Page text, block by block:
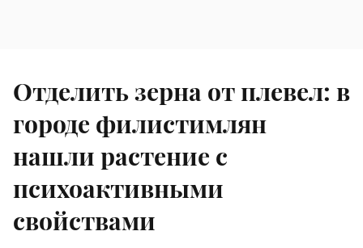
Отделить зерна от плевел: в
городе филистимлян
нашли растение с
психоактивными
свойствами